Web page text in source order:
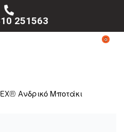
251563
0